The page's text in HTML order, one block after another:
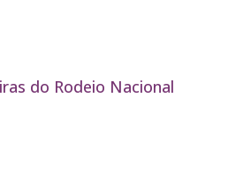
do Rodeio Nacional